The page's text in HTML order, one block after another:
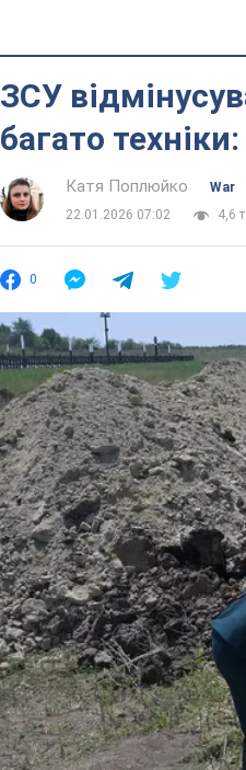
ЗСУ
багато
Катя Поплюйко
War
22.01.2026 07:02
4,6 т.
0